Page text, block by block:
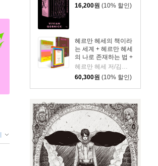
16,200원 (10% 할인)
헤르만 헤세의 책이라
는 세계 + 헤르만 헤세
의 나로 존재하는 법 +
헤르만 헤세의 게으름
의 기술 세트
헤르만 헤세 저/김지선,유영미 역
60,300원 (10% 할인)